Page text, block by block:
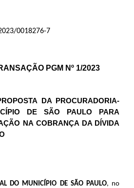
0018276-7
PGM Nº 1/2023
DA PROCURADORIA-
DE SÃO PAULO PARA
NA COBRANÇA DA DÍVIDA
DO MUNICÍPIO DE SÃO PAULO, no